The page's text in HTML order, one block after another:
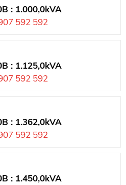
: 1.000,0kVA
592 592
: 1.125,0kVA
592 592
: 1.362,0kVA
592 592
: 1.450,0kVA